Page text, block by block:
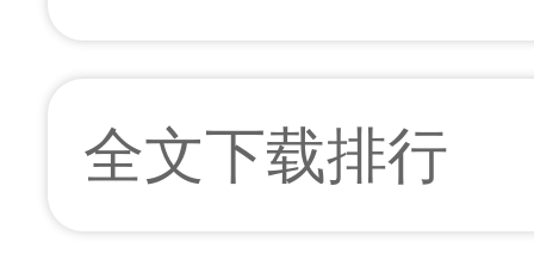
全文下载排行